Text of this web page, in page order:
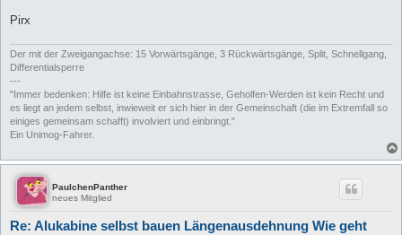
Pirx
Der mit der Zweigangachse: 15 Vorwärtsgänge, 3 Rückwärtsgänge, Split, Schnellgang,
Differentialsperre
---
"Immer bedenken: Hilfe ist keine Einbahnstrasse, Geholfen-Werden ist kein Recht und
es liegt an jedem selbst, inwieweit er sich hier in der Gemeinschaft (die im Extremfall so
einiges gemeinsam schafft) involviert und einbringt."
Ein Unimog-Fahrer.
PaulchenPanther
neues Mitglied
Re: Alukabine selbst bauen Längenausdehnung Wie geht